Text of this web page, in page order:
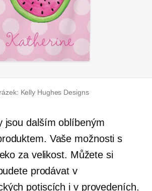
Kelly Hughes Designs
jsou dalším oblíbeným
Vaše možnosti s
za velikost. Můžete si
prodávat v
potiscích i v provedeních.